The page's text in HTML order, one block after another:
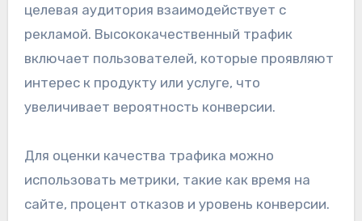
целевая аудитория взаимодействует с
рекламой. Высококачественный трафик
включает пользователей, которые проявляют
интерес к продукту или услуге, что
увеличивает вероятность конверсии.
Для оценки качества трафика можно
использовать метрики, такие как время на
сайте, процент отказов и уровень конверсии.